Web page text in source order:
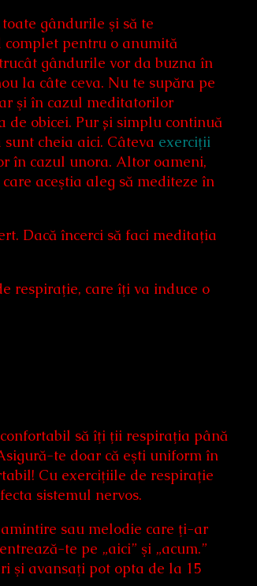
gândurile şi să te
complet pentru o anumită
gândurile vor da buzna în
la câte ceva. Nu te supăra pe
şi în cazul meditatorilor
obicei. Pur și simplu continuă
cheia aici. Câteva exerciţii
în cazul unora. Altor oameni,
aceştia aleg să mediteze în
Dacă încerci să faci meditaţia
respiraţie, care îţi va induce o
să îţi ţii respiraţia până
te doar că eşti uniform în
Cu exerciţiile de respiraţie
sistemul nervos.
sau melodie care ţi-ar
te pe „aici” şi „acum.”
şi avansaţi pot opta de la 15